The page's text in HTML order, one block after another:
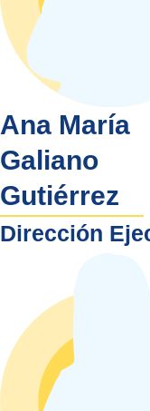
Ana María
Galiano
Gutiérrez
Dirección